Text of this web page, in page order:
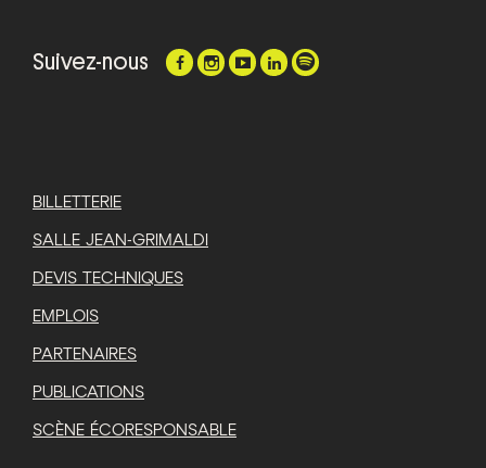
Suivez-nous
BILLETTERIE
SALLE JEAN-GRIMALDI
DEVIS TECHNIQUES
EMPLOIS
PARTENAIRES
PUBLICATIONS
SCÈNE ÉCORESPONSABLE